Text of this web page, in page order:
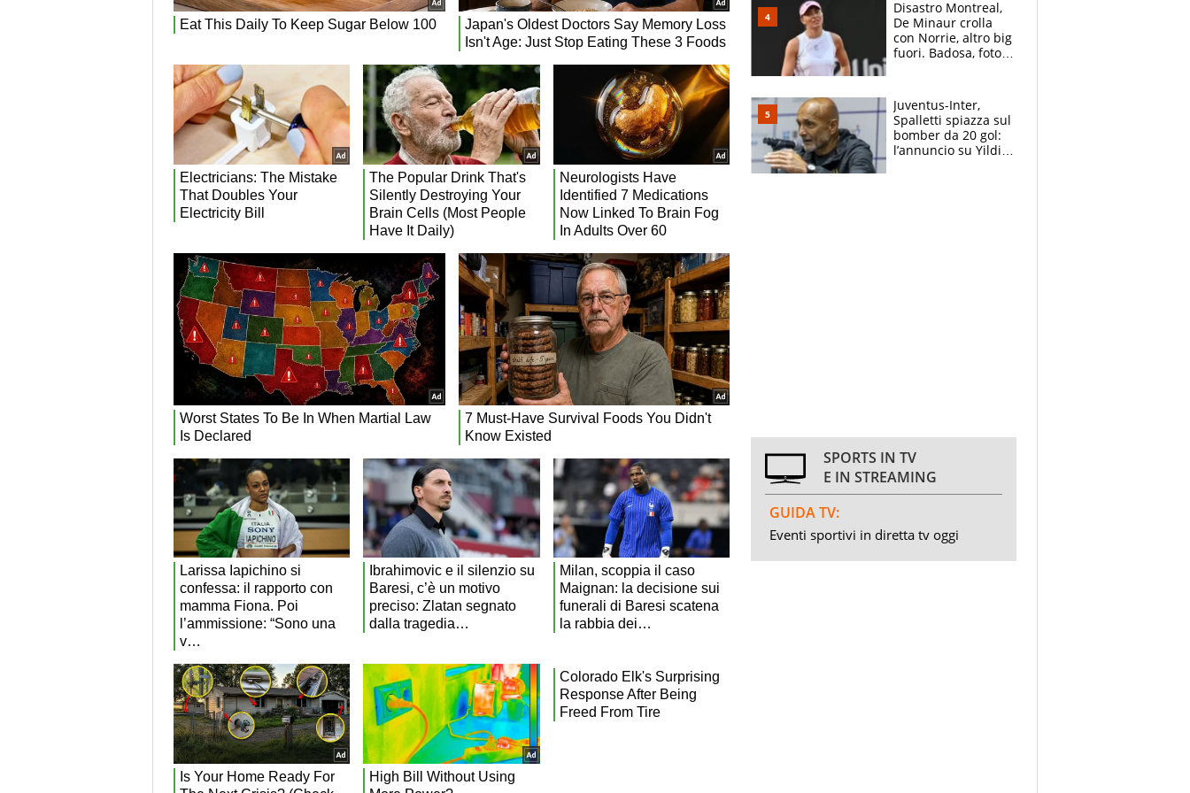
Disastro Montreal,
De Minaur crolla
con Norrie, altro big
fuori. Badosa, foto
Juventus-Inter,
Spalletti spiazza sul
bomber da 20 gol:
l’annuncio su Yildiz
SPORTS IN TV
E IN STREAMING
GUIDA TV:
Eventi sportivi in diretta tv oggi